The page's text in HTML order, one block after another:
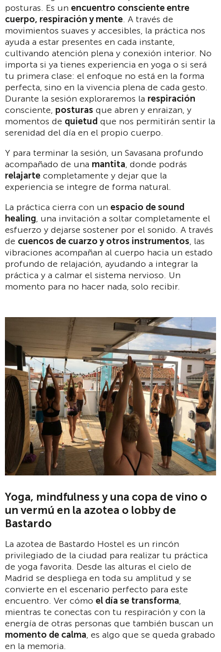
posturas. Es un encuentro consciente entre
cuerpo, respiración y mente. A través de
movimientos suaves y accesibles, la práctica nos
ayuda a estar presentes en cada instante,
cultivando atención plena y conexión interior. No
importa si ya tienes experiencia en yoga o si será
tu primera clase: el enfoque no está en la forma
perfecta, sino en la vivencia plena de cada gesto.
Durante la sesión exploraremos la respiración
consciente, posturas que abren y enraizan, y
momentos de quietud que nos permitirán sentir la
serenidad del día en el propio cuerpo.
Y para terminar la sesión, un Savasana profundo
acompañado de una mantita, donde podrás
relajarte completamente y dejar que la
experiencia se integre de forma natural.
La práctica cierra con un espacio de sound
healing, una invitación a soltar completamente el
esfuerzo y dejarse sostener por el sonido. A través
de cuencos de cuarzo y otros instrumentos, las
vibraciones acompañan al cuerpo hacia un estado
profundo de relajación, ayudando a integrar la
práctica y a calmar el sistema nervioso. Un
momento para no hacer nada, solo recibir.
Yoga, mindfulness y una copa de vino o
un vermú en la azotea o lobby de
Bastardo
La azotea de Bastardo Hostel es un rincón
privilegiado de la ciudad para realizar tu práctica
de yoga favorita. Desde las alturas el cielo de
Madrid se despliega en toda su amplitud y se
convierte en el escenario perfecto para este
encuentro. Ver cómo el día se transforma,
mientras te conectas con tu respiración y con la
energía de otras personas que también buscan un
momento de calma, es algo que se queda grabado
en la memoria.